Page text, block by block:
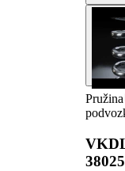
Pružina
38025